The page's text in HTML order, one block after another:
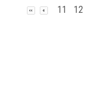
11 12